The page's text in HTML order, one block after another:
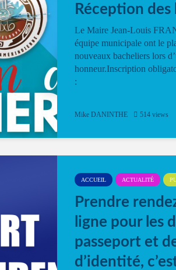
Réception des
Le Maire Jean-Louis
équipe municipale ont le
nouveaux bacheliers lors
honneur.Inscription
:
Mike DANINTHE 514 views
ACCUEIL ACTUALITÉ
Prendre
ligne pour les
passeport et
d’identité,